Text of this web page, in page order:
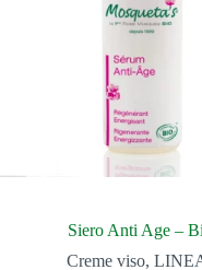
Siero Anti Age –
Creme viso,